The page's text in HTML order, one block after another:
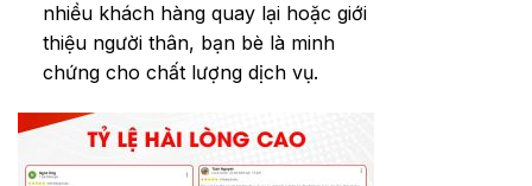
nhiều khách hàng quay lại hoặc giới
thiệu người thân, bạn bè là minh
chứng cho chất lượng dịch vụ.